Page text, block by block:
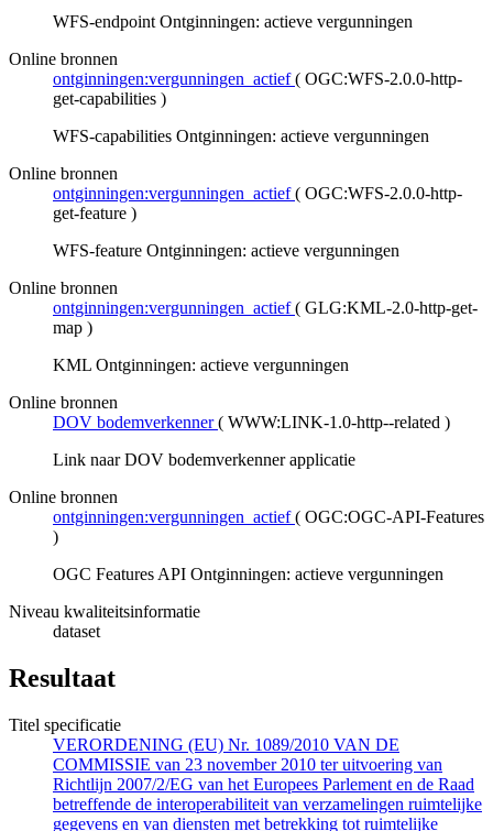
WFS-endpoint Ontginningen: actieve vergunningen
Online bronnen
ontginningen:vergunningen_actief ( OGC:WFS-2.0.0-http-
get-capabilities )
WFS-capabilities Ontginningen: actieve vergunningen
Online bronnen
ontginningen:vergunningen_actief ( OGC:WFS-2.0.0-http-
get-feature )
WFS-feature Ontginningen: actieve vergunningen
Online bronnen
ontginningen:vergunningen_actief ( GLG:KML-2.0-http-get-
map )
KML Ontginningen: actieve vergunningen
Online bronnen
DOV bodemverkenner ( WWW:LINK-1.0-http--related )
Link naar DOV bodemverkenner applicatie
Online bronnen
ontginningen:vergunningen_actief ( OGC:OGC-API-Features
)
OGC Features API Ontginningen: actieve vergunningen
Niveau kwaliteitsinformatie
dataset
Resultaat
Titel specificatie
VERORDENING (EU) Nr. 1089/2010 VAN DE
COMMISSIE van 23 november 2010 ter uitvoering van
Richtlijn 2007/2/EG van het Europees Parlement en de Raad
betreffende de interoperabiliteit van verzamelingen ruimtelijke
gegevens en van diensten met betrekking tot ruimtelijke